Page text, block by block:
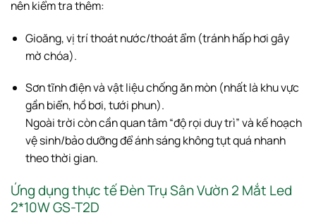
nên kiểm tra thêm:
Gioăng, vị trí thoát nước/thoát ẩm (tránh hấp hơi gây
mờ chóa).
Sơn tĩnh điện và vật liệu chống ăn mòn (nhất là khu vực
gần biển, hồ bơi, tưới phun).
Ngoài trời còn cần quan tâm “độ rọi duy trì” và kế hoạch
vệ sinh/bảo dưỡng để ánh sáng không tụt quá nhanh
theo thời gian.
Ứng dụng thực tế Đèn Trụ Sân Vườn 2 Mắt Led
2*10W GS-T2D